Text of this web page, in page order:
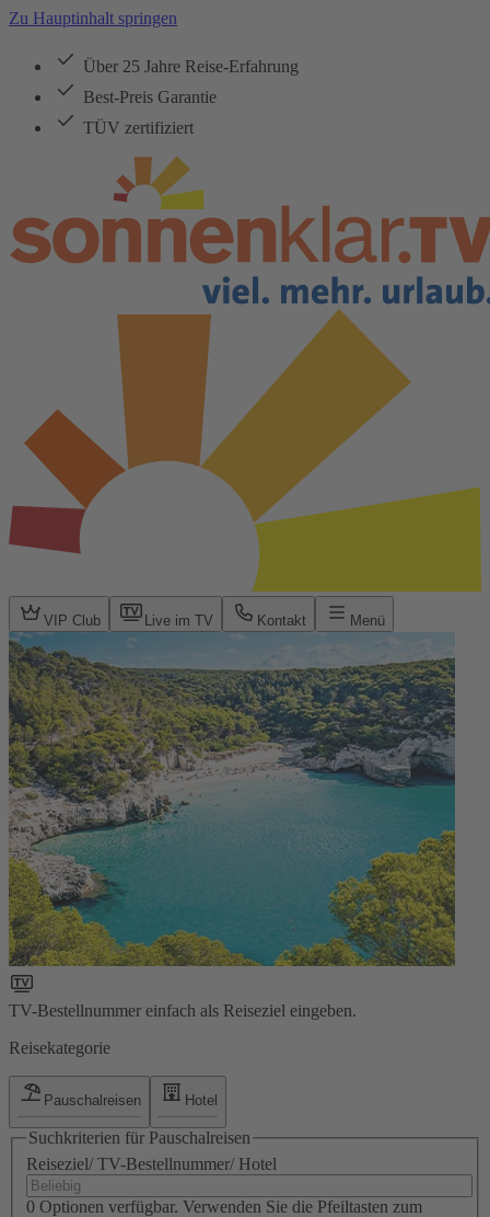
Zu Hauptinhalt springen
Über 25 Jahre Reise-Erfahrung
Best-Preis Garantie
TÜV zertifiziert
VIP Club Live im TV Kontakt Menü
TV-Bestellnummer einfach als Reiseziel eingeben.
Reisekategorie
Pauschalreisen Hotel
Suchkriterien für Pauschalreisen
Reiseziel/ TV-Bestellnummer/ Hotel
0 Optionen verfügbar. Verwenden Sie die Pfeiltasten zum